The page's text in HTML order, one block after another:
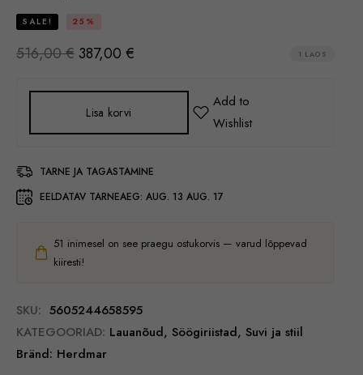
SALE! 25%
516,00€387,00 € 1 LAOS
Lisa korvi
TARNE JA TAGASTAMINE
EELDATAV TARNEAEG: AUG. 13 AUG. 17
51 inimesel on see praegu ostukorvis — varud lõppevad
kiiresti!
SKU: 5605244658595
KATEGOORIAD: Lauanõud, Söögiriistad, Suvi ja stiil
Bränd: Herdmar